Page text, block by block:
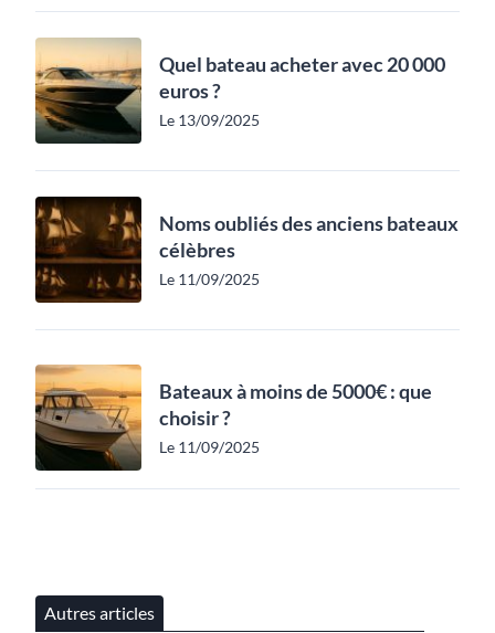
Quel bateau acheter avec 20 000
euros ?
Le 13/09/2025
Noms oubliés des anciens bateaux
célèbres
Le 11/09/2025
Bateaux à moins de 5000€ : que
choisir ?
Le 11/09/2025
Autres articles